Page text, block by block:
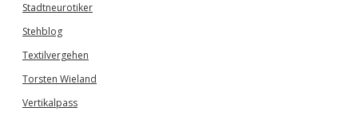
Stadtneurotiker
Stehblog
Textilvergehen
Torsten Wieland
Vertikalpass